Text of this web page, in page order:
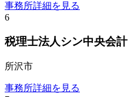
事務所詳細を見る
6
税理士法人シン中央会計
所沢市
事務所詳細を見る